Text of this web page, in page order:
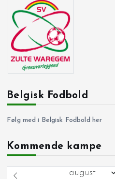
Belgisk Fodbold
Følg med i Belgisk Fodbold her
Kommende kampe